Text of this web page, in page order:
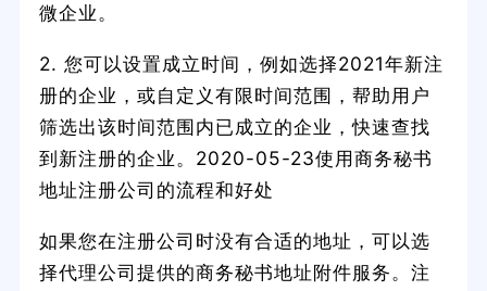
微企业。
2. 您可以设置成立时间，例如选择2021年新注
册的企业，或自定义有限时间范围，帮助用户
筛选出该时间范围内已成立的企业，快速查找
到新注册的企业。2020-05-23使用商务秘书
地址注册公司的流程和好处
如果您在注册公司时没有合适的地址，可以选
择代理公司提供的商务秘书地址附件服务。注